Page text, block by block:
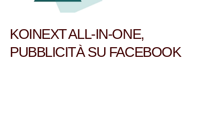
KOINEXT ALL-IN-ONE,
PUBBLICITÀ SU FACEBOOK